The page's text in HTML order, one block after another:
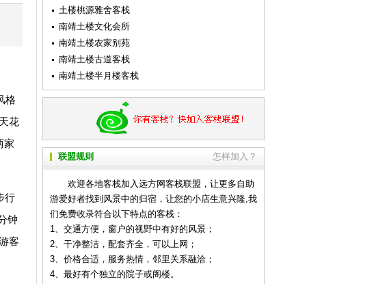
格
花
家
行
钟
客
土楼桃源雅舍客栈
南靖土楼文化会所
南靖土楼农家别苑
南靖土楼古道客栈
南靖土楼半月楼客栈
怎样加入？
联盟规则
欢迎各地客栈加入远方网客栈联盟，让更多自助
游爱好者找到风景中的归宿，让您的小店生意兴隆,我
们免费收录符合以下特点的客栈：
1、交通方便，窗户的视野中有好的风景；
2、干净整洁，配套齐全，可以上网；
3、价格合适，服务热情，邻里关系融洽；
4、最好有个独立的院子或阁楼。